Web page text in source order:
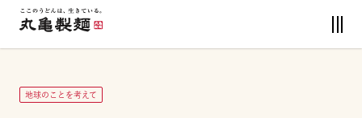
地球のことを考えて